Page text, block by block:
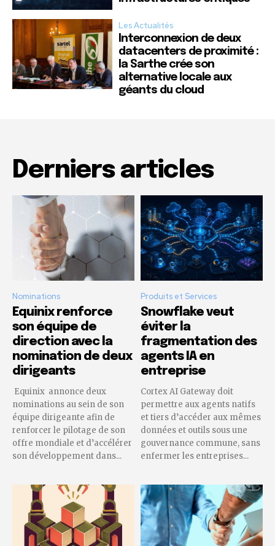
Les Actualités
Interconnexion de deux
datacenters de proximité :
la Sarthe crée son
alternative locale aux
géants du cloud
Derniers articles
Nominations
Equinix renforce
son équipe de
direction avec la
nomination de deux
dirigeants
Equinix annonce deux
nominations au sein de son
équipe dirigeante afin de
renforcer le pilotage de son
offre mondiale et d’accélérer
son développement dans...
Produits et Services
Snowflake veut
éviter la
fragmentation des
agents IA en
entreprise
Cortex AI Gateway doit
permettre aux agents natifs
et tiers d’accéder aux mêmes
données et outils sous une
gouvernance commune, sans
enfermer les entreprises...